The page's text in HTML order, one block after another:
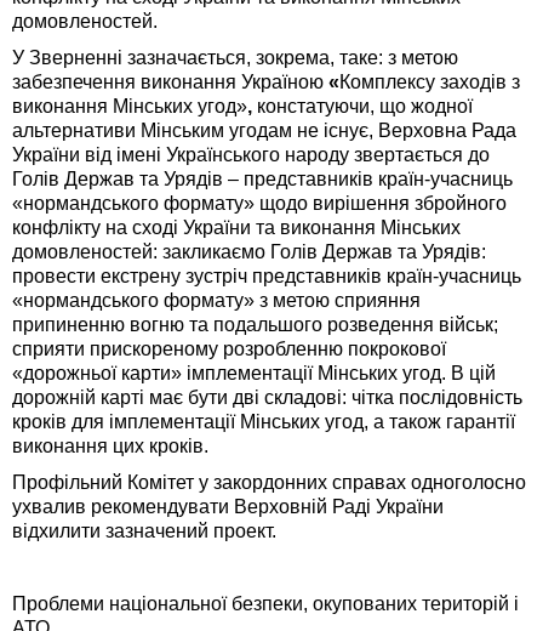
домовленостей.
У Зверненні зазначається, зокрема, таке: з метою
забезпечення виконання Україною «Комплексу заходів з
виконання Мінських угод», констатуючи, що жодної
альтернативи Мінським угодам не існує, Верховна Рада
України від імені Українського народу звертається до
Голів Держав та Урядів – представників країн-учасниць
«нормандського формату» щодо вирішення збройного
конфлікту на сході України та виконання Мінських
домовленостей: закликаємо Голів Держав та Урядів:
провести екстрену зустріч представників країн-учасниць
«нормандського формату» з метою сприяння
припиненню вогню та подальшого розведення військ;
сприяти прискореному розробленню покрокової
«дорожньої карти» імплементації Мінських угод. В цій
дорожній карті має бути дві складові: чітка послідовність
кроків для імплементації Мінських угод, а також гарантії
виконання цих кроків.
Профільний Комітет у закордонних справах одноголосно
ухвалив рекомендувати Верховній Раді України
відхилити зазначений проект.
Проблеми національної безпеки, окупованих територій і